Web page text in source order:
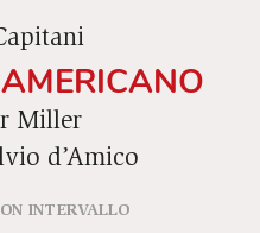
Miller
d’Amico
INTERVALLO